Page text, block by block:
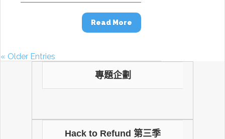
Read More
« Older Entries
專題企劃
Hack to Refund 第三季